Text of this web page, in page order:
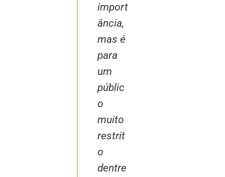
import
ância,
mas é
para
um
públic
o
muito
restrit
o
dentre